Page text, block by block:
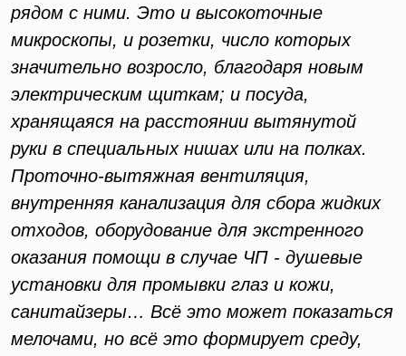
рядом с ними. Это и высокоточные
микроскопы, и розетки, число которых
значительно возросло, благодаря новым
электрическим щиткам; и посуда,
хранящаяся на расстоянии вытянутой
руки в специальных нишах или на полках.
Проточно-вытяжная вентиляция,
внутренняя канализация для сбора жидких
отходов, оборудование для экстренного
оказания помощи в случае ЧП - душевые
установки для промывки глаз и кожи,
санитайзеры… Всё это может показаться
мелочами, но всё это формирует среду,